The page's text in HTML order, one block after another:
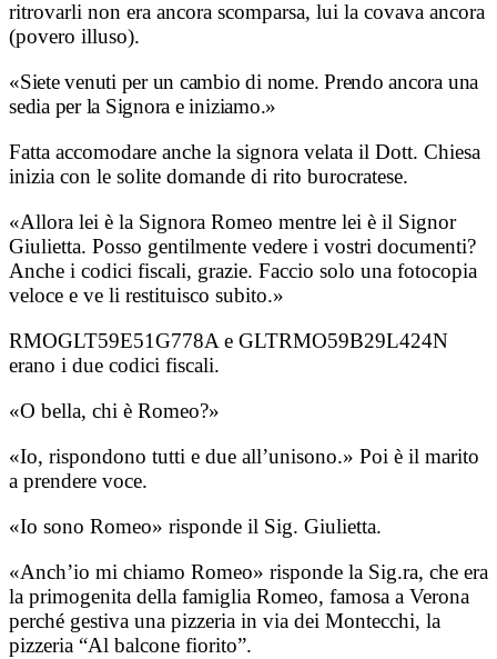
ritrovarli non era ancora scomparsa, lui la covava ancora
(povero illuso).
«Siete venuti per un cambio di nome. Prendo ancora una
sedia per la Signora e iniziamo.»
Fatta accomodare anche la signora velata il Dott. Chiesa
inizia con le solite domande di rito burocratese.
«Allora lei è la Signora Romeo mentre lei è il Signor
Giulietta. Posso gentilmente vedere i vostri documenti?
Anche i codici fiscali, grazie. Faccio solo una fotocopia
veloce e ve li restituisco subito.»
RMOGLT59E51G778A e GLTRMO59B29L424N
erano i due codici fiscali.
«O bella, chi è Romeo?»
«Io, rispondono tutti e due all’unisono.» Poi è il marito
a prendere voce.
«Io sono Romeo» risponde il Sig. Giulietta.
«Anch’io mi chiamo Romeo» risponde la Sig.ra, che era
la primogenita della famiglia Romeo, famosa a Verona
perché gestiva una pizzeria in via dei Montecchi, la
pizzeria “Al balcone fiorito”.